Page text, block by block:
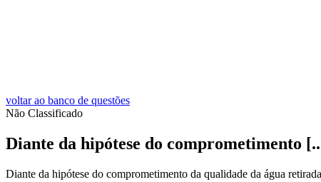
voltar ao banco de questões
Não Classificado
Diante da hipótese do comprometimento
Diante da hipótese do comprometimento da qualidade da água